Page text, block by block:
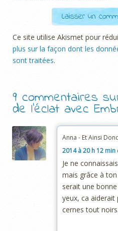
Ce site utilise Akismet pour
plus sur la façon dont les
sont traitées.
9 commentaires
de l’éclat avec
Anna - Et Ainsi Donc
2014 à 20 h 12 min
Je ne
mais grâce à
serait une
yeux, ca
cernes tout